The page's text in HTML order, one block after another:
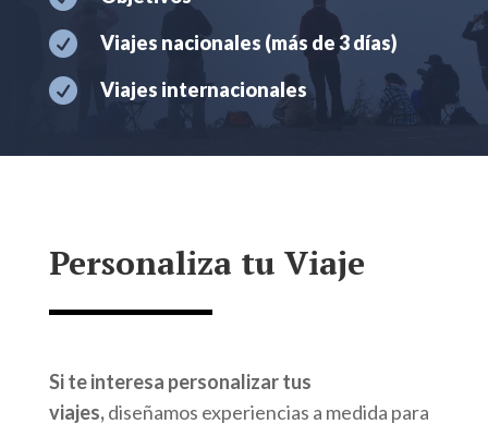
 Viajes nacionales (más de 3 días)
 Viajes internacionales
Personaliza tu Viaje
Si te interesa personalizar tus
viajes,diseñamos experiencias a medida para